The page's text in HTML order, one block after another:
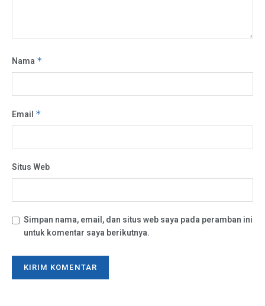
Nama *
Email *
Situs Web
Simpan nama, email, dan situs web saya pada peramban ini
untuk komentar saya berikutnya.